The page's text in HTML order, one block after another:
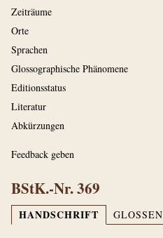
Zeiträume
Orte
Sprachen
Glossographische Phänomene
Editionsstatus
Literatur
Abkürzungen
Feedback geben
BStK.-Nr. 369
HANDSCHRIFT GLOSSEN